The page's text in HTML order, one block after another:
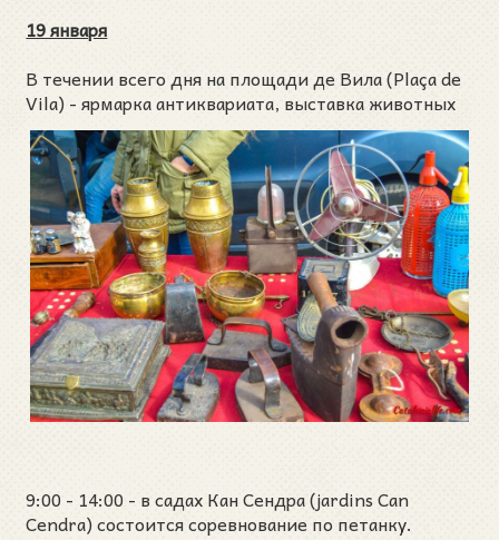
19 января
В течении всего дня на площади де Вила (Plaça de
Vila) - ярмарка антиквариата, выставка животных
9:00 - 14:00 - в садах Кан Сендра (jardins Can
Cendra) состоится соревнование по петанку.